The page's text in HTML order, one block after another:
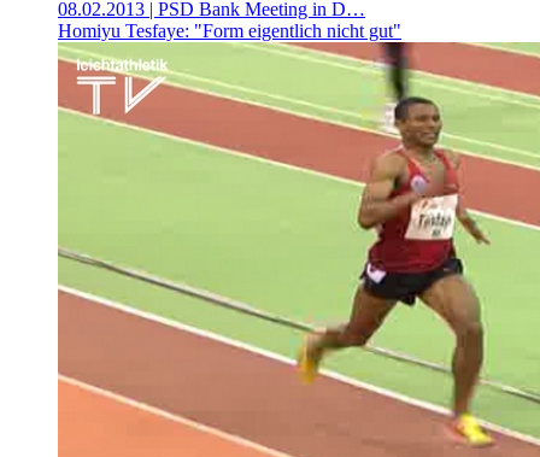
08.02.2013 | PSD Bank Meeting in D…
Homiyu Tesfaye: "Form eigentlich nicht gut"